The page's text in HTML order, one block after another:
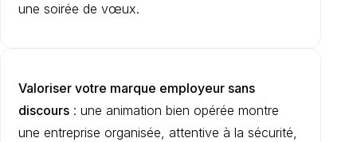
une soirée de vœux.
Valoriser votre marque employeur sans
discours : une animation bien opérée montre
une entreprise organisée, attentive à la sécurité,